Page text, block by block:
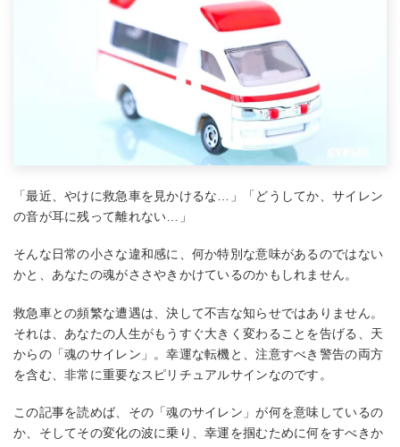
「最近、やけに救急車を見かけるな…」「どうしてか、サイレン
の音が耳に残って離れない…」
そんな日常の小さな違和感に、何か特別な意味があるのではない
かと、あなたの魂がささやきかけているのかもしれません。
救急車との頻繁な遭遇は、決して不吉な知らせではありません。
それは、あなたの人生がもうすぐ大きく変わることを告げる、天
からの「魂のサイレン」。幸運な転機と、注意すべき警告の両方
を含む、非常に重要なスピリチュアルサインなのです。
この記事を読めば、その「魂のサイレン」が何を意味しているの
か、そしてその変化の波に乗り、幸運を掴むために何をすべきか